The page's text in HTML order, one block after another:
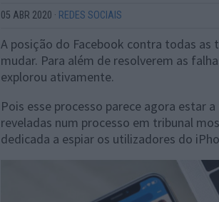
05 ABR 2020 · REDES SOCIAIS
A posição do Facebook contra todas as
mudar. Para além de resolverem as
explorou ativamente.
Pois esse processo parece agora estar
reveladas num processo em tribunal
dedicada a espiar os utilizadores do